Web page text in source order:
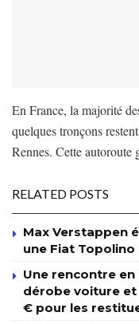
En France, la majorité
quelques tronçons
Rennes. Cette autoroute
RELATED POSTS
Max Verstappen
une Fiat
Une rencontre
dérobe voiture et
€ pour les